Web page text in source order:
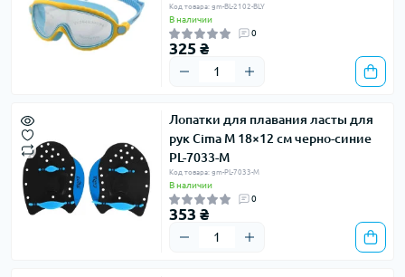
Код товара: gm-BL-2102-BLY
В наличии
0
325 ₴
Лопатки для плавания ласты для
рук Cima M 18×12 см черно-синие
PL-7033-M
Код товара: gm-PL-7033-M
В наличии
0
353 ₴